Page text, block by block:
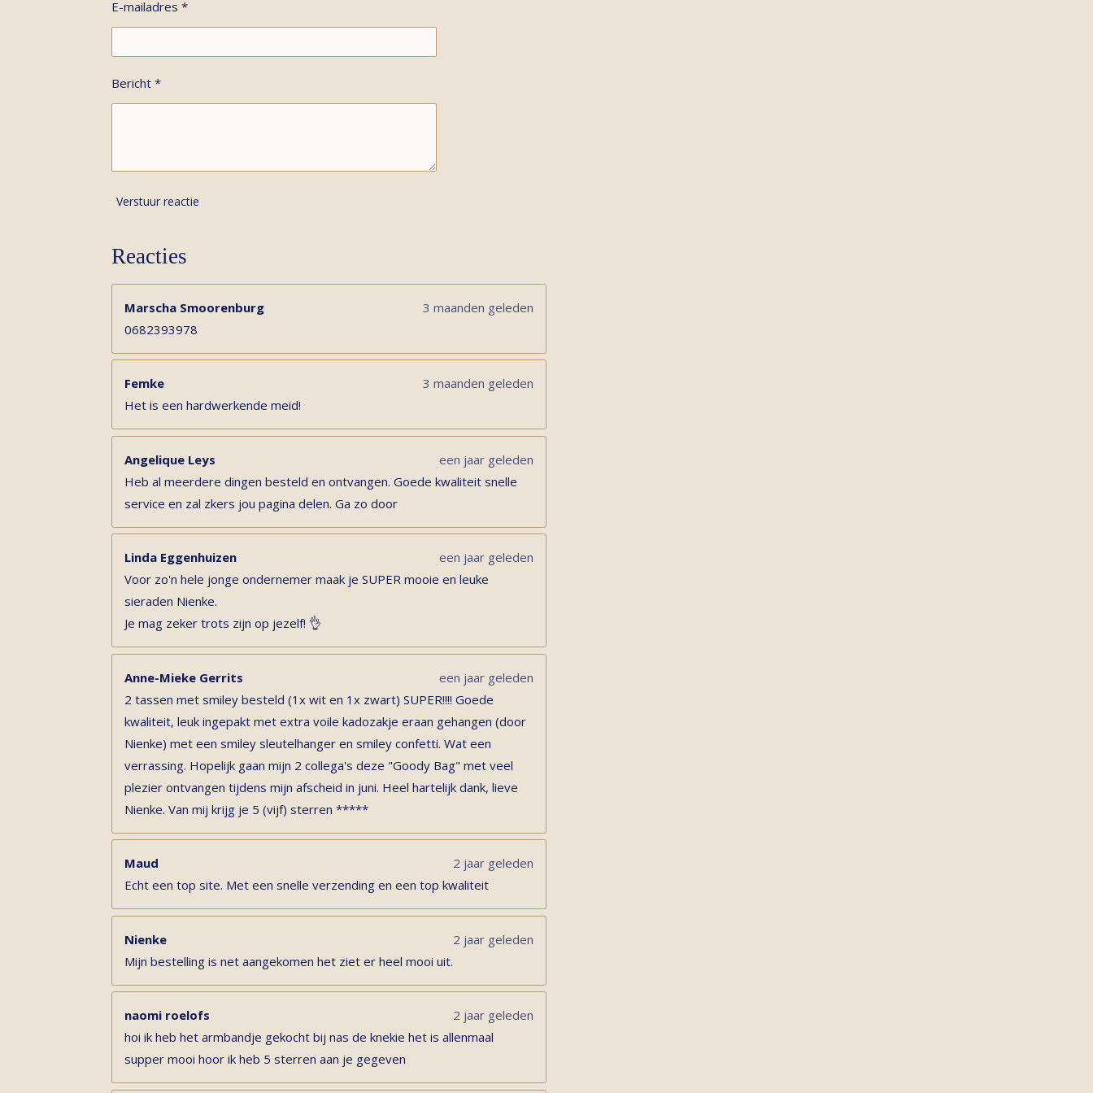
E-mailadres *
Bericht *
Verstuur reactie
Reacties
Marscha Smoorenburg
3 maanden geleden
0682393978
Femke
3 maanden geleden
Het is een hardwerkende meid!
Angelique Leys
een jaar geleden
Heb al meerdere dingen besteld en ontvangen. Goede kwaliteit snelle
service en zal zkers jou pagina delen. Ga zo door
Linda Eggenhuizen
een jaar geleden
Voor zo'n hele jonge ondernemer maak je SUPER mooie en leuke
sieraden Nienke.
Je mag zeker trots zijn op jezelf! 👌
Anne-Mieke Gerrits
een jaar geleden
2 tassen met smiley besteld (1x wit en 1x zwart) SUPER!!!! Goede
kwaliteit, leuk ingepakt met extra voile kadozakje eraan gehangen (door
Nienke) met een smiley sleutelhanger en smiley confetti. Wat een
verrassing. Hopelijk gaan mijn 2 collega's deze "Goody Bag" met veel
plezier ontvangen tijdens mijn afscheid in juni. Heel hartelijk dank, lieve
Nienke. Van mij krijg je 5 (vijf) sterren *****
Maud
2 jaar geleden
Echt een top site. Met een snelle verzending en een top kwaliteit
Nienke
2 jaar geleden
Mijn bestelling is net aangekomen het ziet er heel mooi uit.
naomi roelofs
2 jaar geleden
hoi ik heb het armbandje gekocht bij nas de knekie het is allenmaal
supper mooi hoor ik heb 5 sterren aan je gegeven